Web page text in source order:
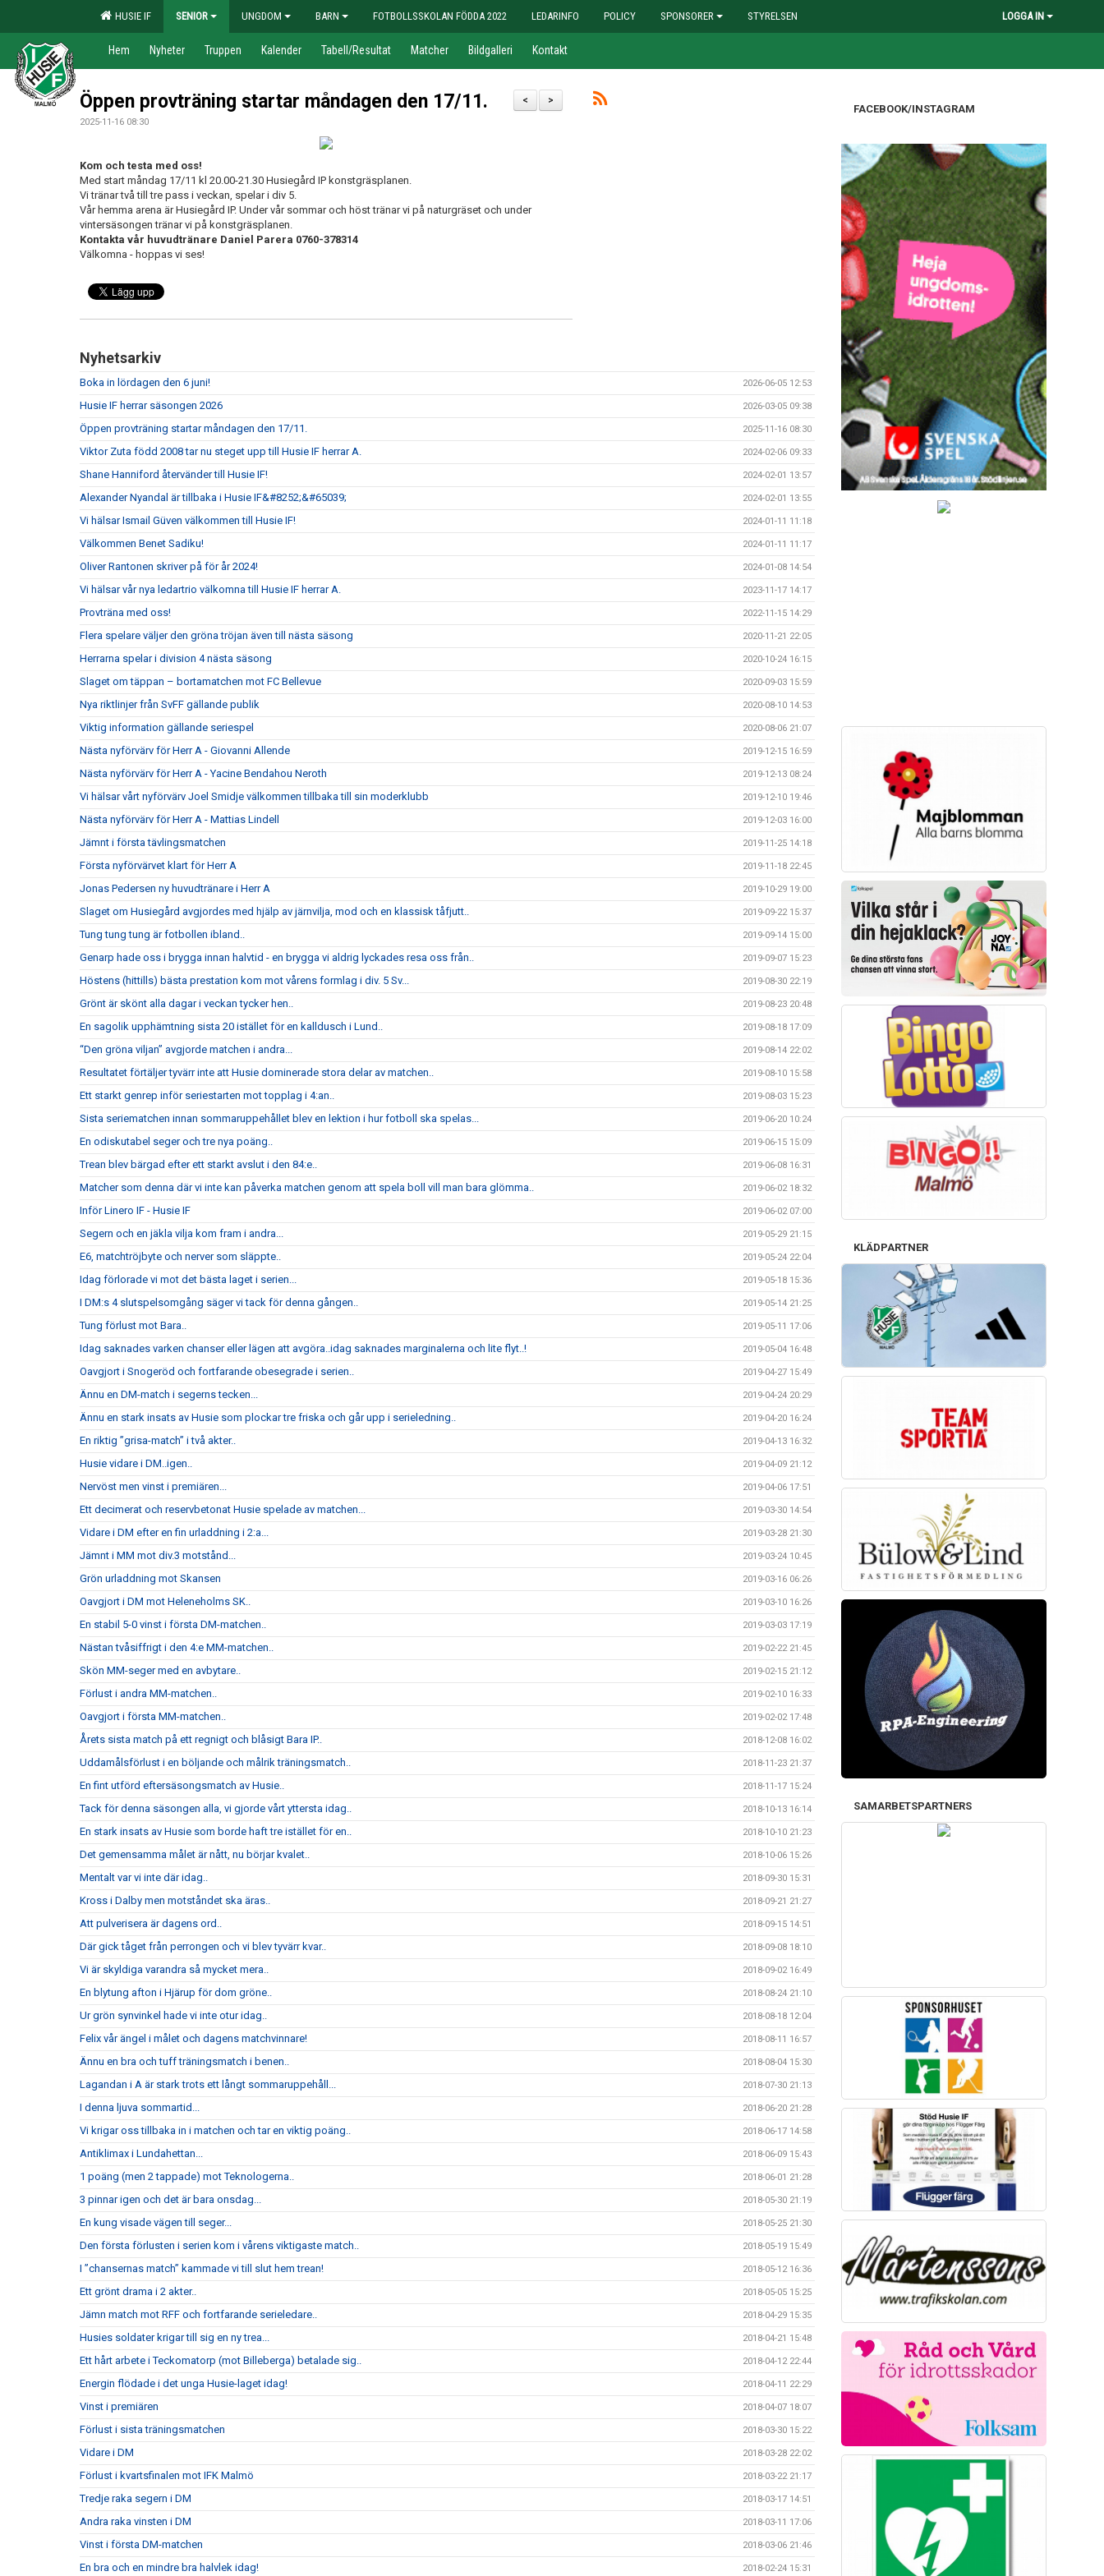
HUSIE IF SENIOR UNGDOM BARN FOTBOLLSSKOLAN FÖDDA 2022 LEDARINFO POLICY SPONSORER STYRELSEN LOGGA IN
Hem Nyheter Truppen Kalender Tabell/Resultat Matcher Bildgalleri Kontakt
>
<
Öppen provträning startar måndagen den 17/11.
2025-11-16 08:30
Kom och testa med oss!
Med start måndag 17/11 kl 20.00-21.30 Husiegård IP konstgräsplanen.
Vi tränar två till tre pass i veckan, spelar i div 5.
Vår hemma arena är Husiegård IP. Under vår sommar och höst tränar vi på naturgräset och under
vintersäsongen tränar vi på konstgräsplanen.
Kontakta vår huvudtränare Daniel Parera 0760-378314
Välkomna - hoppas vi ses!
Nyhetsarkiv
Boka in lördagen den 6 juni! 2026-06-05 12:53
Husie IF herrar säsongen 2026 2026-03-05 09:38
Öppen provträning startar måndagen den 17/11. 2025-11-16 08:30
Viktor Zuta född 2008 tar nu steget upp till Husie IF herrar A. 2024-02-06 09:33
Shane Hanniford återvänder till Husie IF! 2024-02-01 13:57
Alexander Nyandal är tillbaka i Husie IF&#8252;&#65039; 2024-02-01 13:55
Vi hälsar Ismail Güven välkommen till Husie IF! 2024-01-11 11:18
Välkommen Benet Sadiku! 2024-01-11 11:17
Oliver Rantonen skriver på för år 2024! 2024-01-08 14:54
Vi hälsar vår nya ledartrio välkomna till Husie IF herrar A. 2023-11-17 14:17
Provträna med oss! 2022-11-15 14:29
Flera spelare väljer den gröna tröjan även till nästa säsong 2020-11-21 22:05
Herrarna spelar i division 4 nästa säsong 2020-10-24 16:15
Slaget om täppan – bortamatchen mot FC Bellevue 2020-09-03 15:59
Nya riktlinjer från SvFF gällande publik 2020-08-10 14:53
Viktig information gällande seriespel 2020-08-06 21:07
Nästa nyförvärv för Herr A - Giovanni Allende 2019-12-15 16:59
Nästa nyförvärv för Herr A - Yacine Bendahou Neroth 2019-12-13 08:24
Vi hälsar vårt nyförvärv Joel Smidje välkommen tillbaka till sin moderklubb 2019-12-10 19:46
Nästa nyförvärv för Herr A - Mattias Lindell 2019-12-03 16:00
Jämnt i första tävlingsmatchen 2019-11-25 14:18
Första nyförvärvet klart för Herr A 2019-11-18 22:45
Jonas Pedersen ny huvudtränare i Herr A 2019-10-29 19:00
Slaget om Husiegård avgjordes med hjälp av järnvilja, mod och en klassisk tåfjutt.. 2019-09-22 15:37
Tung tung tung är fotbollen ibland.. 2019-09-14 15:00
Genarp hade oss i brygga innan halvtid - en brygga vi aldrig lyckades resa oss från.. 2019-09-07 15:23
Höstens (hittills) bästa prestation kom mot vårens formlag i div. 5 Sv... 2019-08-30 22:19
Grönt är skönt alla dagar i veckan tycker hen.. 2019-08-23 20:48
En sagolik upphämtning sista 20 istället för en kalldusch i Lund.. 2019-08-18 17:09
“Den gröna viljan” avgjorde matchen i andra... 2019-08-14 22:02
Resultatet förtäljer tyvärr inte att Husie dominerade stora delar av matchen.. 2019-08-10 15:58
Ett starkt genrep inför seriestarten mot topplag i 4:an.. 2019-08-03 15:23
Sista seriematchen innan sommaruppehållet blev en lektion i hur fotboll ska spelas... 2019-06-20 10:24
En odiskutabel seger och tre nya poäng.. 2019-06-15 15:09
Trean blev bärgad efter ett starkt avslut i den 84:e.. 2019-06-08 16:31
Matcher som denna där vi inte kan påverka matchen genom att spela boll vill man bara glömma.. 2019-06-02 18:32
Inför Linero IF - Husie IF 2019-06-02 07:00
Segern och en jäkla vilja kom fram i andra... 2019-05-29 21:15
E6, matchtröjbyte och nerver som släppte.. 2019-05-24 22:04
Idag förlorade vi mot det bästa laget i serien... 2019-05-18 15:36
I DM:s 4 slutspelsomgång säger vi tack för denna gången.. 2019-05-14 21:25
Tung förlust mot Bara.. 2019-05-11 17:06
Idag saknades varken chanser eller lägen att avgöra..idag saknades marginalerna och lite flyt..! 2019-05-04 16:48
Oavgjort i Snogeröd och fortfarande obesegrade i serien.. 2019-04-27 15:49
Ännu en DM-match i segerns tecken... 2019-04-24 20:29
Ännu en stark insats av Husie som plockar tre friska och går upp i serieledning.. 2019-04-20 16:24
En riktig ”grisa-match” i två akter.. 2019-04-13 16:32
Husie vidare i DM..igen.. 2019-04-09 21:12
Nervöst men vinst i premiären... 2019-04-06 17:51
Ett decimerat och reservbetonat Husie spelade av matchen... 2019-03-30 14:54
Vidare i DM efter en fin urladdning i 2:a... 2019-03-28 21:30
Jämnt i MM mot div.3 motstånd... 2019-03-24 10:45
Grön urladdning mot Skansen 2019-03-16 06:26
Oavgjort i DM mot Heleneholms SK.. 2019-03-10 16:26
En stabil 5-0 vinst i första DM-matchen.. 2019-03-03 17:19
Nästan tvåsiffrigt i den 4:e MM-matchen.. 2019-02-22 21:45
Skön MM-seger med en avbytare.. 2019-02-15 21:12
Förlust i andra MM-matchen.. 2019-02-10 16:33
Oavgjort i första MM-matchen.. 2019-02-02 17:48
Årets sista match på ett regnigt och blåsigt Bara IP.. 2018-12-08 16:02
Uddamålsförlust i en böljande och målrik träningsmatch.. 2018-11-23 21:37
En fint utförd eftersäsongsmatch av Husie.. 2018-11-17 15:24
Tack för denna säsongen alla, vi gjorde vårt yttersta idag.. 2018-10-13 16:14
En stark insats av Husie som borde haft tre istället för en.. 2018-10-10 21:23
Det gemensamma målet är nått, nu börjar kvalet.. 2018-10-06 15:26
Mentalt var vi inte där idag.. 2018-09-30 15:31
Kross i Dalby men motståndet ska äras.. 2018-09-21 21:27
Att pulverisera är dagens ord.. 2018-09-15 14:51
Där gick tåget från perrongen och vi blev tyvärr kvar.. 2018-09-08 18:10
Vi är skyldiga varandra så mycket mera.. 2018-09-02 16:49
En blytung afton i Hjärup för dom gröne.. 2018-08-24 21:10
Ur grön synvinkel hade vi inte otur idag.. 2018-08-18 12:04
Felix vår ängel i målet och dagens matchvinnare! 2018-08-11 16:57
Ännu en bra och tuff träningsmatch i benen.. 2018-08-04 15:30
Lagandan i A är stark trots ett långt sommaruppehåll... 2018-07-30 21:13
I denna ljuva sommartid... 2018-06-20 21:28
Vi krigar oss tillbaka in i matchen och tar en viktig poäng.. 2018-06-17 14:58
Antiklimax i Lundahettan... 2018-06-09 15:43
1 poäng (men 2 tappade) mot Teknologerna.. 2018-06-01 21:28
3 pinnar igen och det är bara onsdag... 2018-05-30 21:19
En kung visade vägen till seger... 2018-05-25 21:30
Den första förlusten i serien kom i vårens viktigaste match.. 2018-05-19 15:49
I ”chansernas match” kammade vi till slut hem trean! 2018-05-12 16:36
Ett grönt drama i 2 akter.. 2018-05-05 15:25
Jämn match mot RFF och fortfarande serieledare.. 2018-04-29 15:35
Husies soldater krigar till sig en ny trea... 2018-04-21 15:48
Ett hårt arbete i Teckomatorp (mot Billeberga) betalade sig.. 2018-04-12 22:44
Energin flödade i det unga Husie-laget idag! 2018-04-11 22:29
Vinst i premiären 2018-04-07 18:07
Förlust i sista träningsmatchen 2018-03-30 15:22
Vidare i DM 2018-03-28 22:02
Förlust i kvartsfinalen mot IFK Malmö 2018-03-22 21:17
Tredje raka segern i DM 2018-03-17 14:51
Andra raka vinsten i DM 2018-03-11 17:06
Vinst i första DM-matchen 2018-03-06 21:46
En bra och en mindre bra halvlek idag! 2018-02-24 15:31
FACEBOOK/INSTAGRAM
KLÄDPARTNER
SAMARBETSPARTNERS